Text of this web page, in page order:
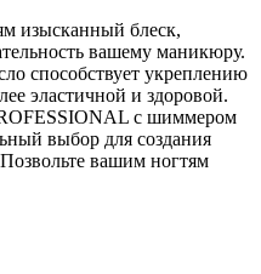
изысканный блеск,
вашему маникюру.
способствует укреплению
эластичной и здоровой.
с шиммером
выбор для создания
вашим ногтям